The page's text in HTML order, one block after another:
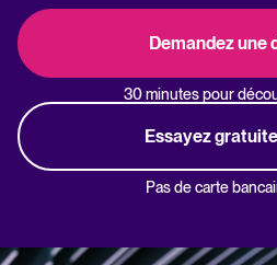
Demandez une
30 minutes pour
Essayez
Pas de carte